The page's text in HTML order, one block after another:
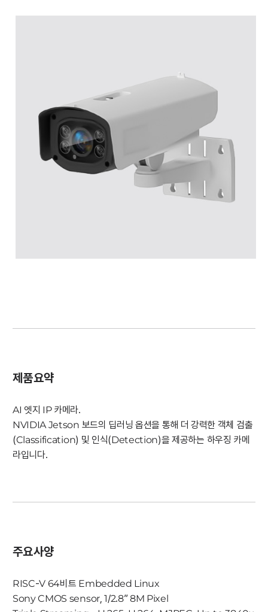
제품요약
AI 엣지 IP 카메라.
NVIDIA Jetson 보드의 딥러닝 옵션을 통해 더 강력한 객체 검출
(Classification) 및 인식(Detection)을 제공하는 하우징 카메
라입니다.
주요사양
RISC-V 64비트 Embedded Linux
Sony CMOS sensor, 1/2.8” 8M Pixel